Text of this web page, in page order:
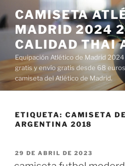
al
contenido
CAMISETA
MADRID 2024
CALIDAD THAI
Equipación Atlético de Madrid
gratis y envío gratis desde 68
camiseta del Atlético de Madrid.
ETIQUETA: CAMISETA
ARGENTINA 2018
PUBLICADO
29 DE ABRIL DE 2023